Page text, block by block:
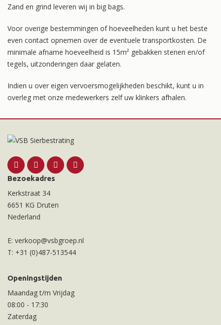
Zand en grind leveren wij in big bags.
Voor overige bestemmingen of hoeveelheden kunt u het beste
even contact opnemen over de eventuele transportkosten. De
minimale afname hoeveelheid is 15m² gebakken stenen en/of
tegels, uitzonderingen daar gelaten.
Indien u over eigen vervoersmogelijkheden beschikt, kunt u in
overleg met onze medewerkers zelf uw klinkers afhalen.
Bezoekadres
Kerkstraat 34
6651 KG Druten
Nederland
E: verkoop@vsbgroep.nl
T: +31 (0)487-513544
Openingstijden
Maandag t/m Vrijdag
08:00 - 17:30
Zaterdag